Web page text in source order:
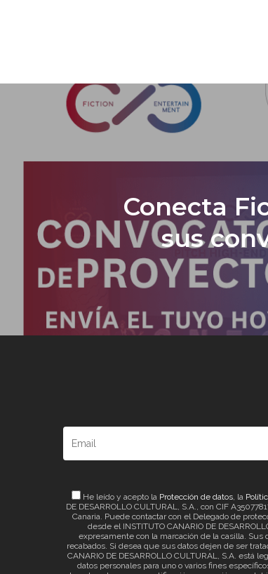
Conecta
sus
He leído y acepto la Protección de datos, la
DE DESARROLLO CULTURAL, S.A., con CIF
Canaria. Puede contactar con el Delegado de
desde el INSTITUTO CANARIO DE
expresamente con la marcación de la casilla.
recabados. Si desea que sus datos dejen de ser
CANARIO DE DESARROLLO CULTURAL, S.A.
datos personales para uno o varios fines